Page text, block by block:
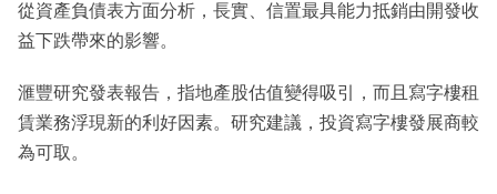
從資產負債表方面分析，長實、信置最具能力抵銷由開發收
益下跌帶來的影響。
滙豐研究發表報告，指地產股估值變得吸引，而且寫字樓租
賃業務浮現新的利好因素。研究建議，投資寫字樓發展商較
為可取。